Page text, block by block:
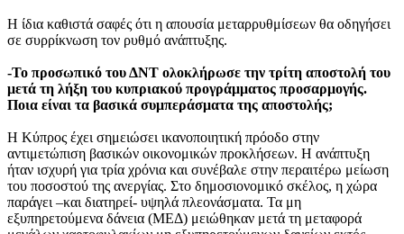
Η ίδια καθιστά σαφές ότι η απουσία μεταρρυθμίσεων θα οδηγήσει
σε συρρίκνωση τον ρυθμό ανάπτυξης.
-Το προσωπικό του ΔΝΤ ολοκλήρωσε την τρίτη αποστολή του
μετά τη λήξη του κυπριακού προγράμματος προσαρμογής.
Ποια είναι τα βασικά συμπεράσματα της αποστολής;
Η Κύπρος έχει σημειώσει ικανοποιητική πρόοδο στην
αντιμετώπιση βασικών οικονομικών προκλήσεων. Η ανάπτυξη
ήταν ισχυρή για τρία χρόνια και συνέβαλε στην περαιτέρω μείωση
του ποσοστού της ανεργίας. Στο δημοσιονομικό σκέλος, η χώρα
παράγει –και διατηρεί- υψηλά πλεονάσματα. Τα μη
εξυπηρετούμενα δάνεια (ΜΕΔ) μειώθηκαν μετά τη μεταφορά